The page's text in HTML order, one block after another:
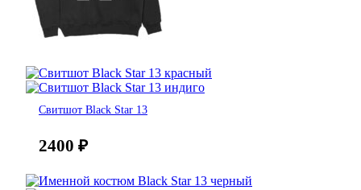
Свитшот Black Star 13
2400 ₽